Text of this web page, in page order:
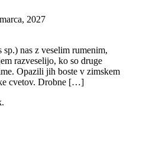
2027
nas z veselim rumenim,
razveselijo, ko so druge
Opazili jih boste v zimskem
cvetov. Drobne […]